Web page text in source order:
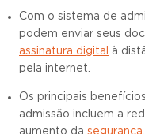
Com o sistema de
podem enviar seus
assinatura digital
à
pela internet.
Os principais
admissão incluem a